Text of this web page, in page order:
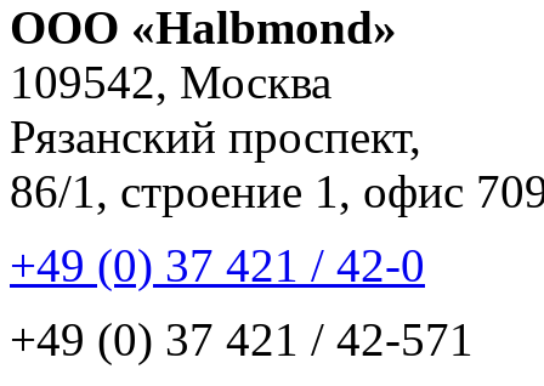
ООО «Halbmond»
109542, Москва
Рязанский проспект,
86/1, строение 1, офис
+49 (0) 37 421 / 42-0
+49 (0) 37 421 / 42-571